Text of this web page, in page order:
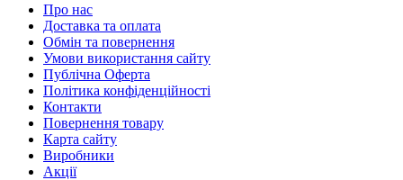
Про нас
Доставка та оплата
Обмін та повернення
Умови використання сайту
Публічна Оферта
Політика конфіденційності
Контакти
Повернення товару
Карта сайту
Виробники
Акції